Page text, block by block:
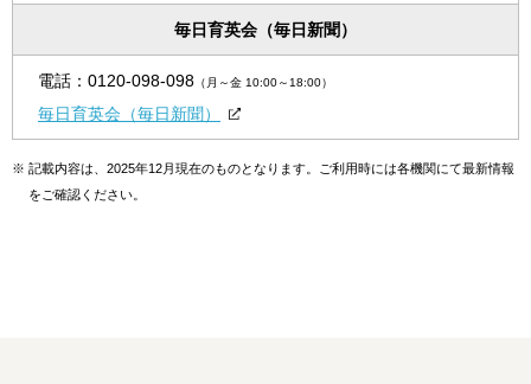
毎日育英会（毎日新聞）
電話： 0120-098-098 （月～金 10:00～18:00）
毎日育英会（毎日新聞）
※ 記載内容は、2025年12月現在のものとなります。ご利用時には各機関にて最新情報
をご確認ください。